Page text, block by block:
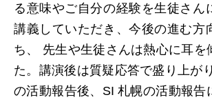
る意味やご自分の経験を生徒さん
講義していただき、今後の進む方
ち、 先生や生徒さんは熱心に耳を
た。講演後は質疑応答で盛り上が
の活動報告後、SI 札幌の活動報告